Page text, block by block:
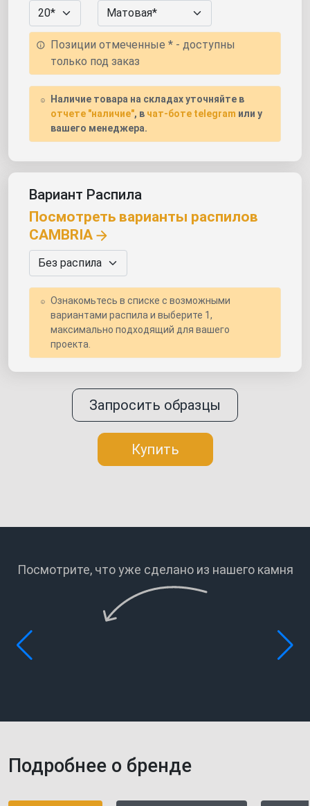
Позиции отмеченные * - доступны
только под заказ
Наличие товара на складах уточняйте в
отчете "наличие", в чат-боте telegram или у
вашего менеджера.
Вариант Распила
Посмотреть варианты распилов
CAMBRIA
Ознакомьтесь в списке с возможными
вариантами распила и выберите 1,
максимально подходящий для вашего
проекта.
Запросить образцы
Купить
Посмотрите, что уже сделано из нашего камня
Подробнее о бренде